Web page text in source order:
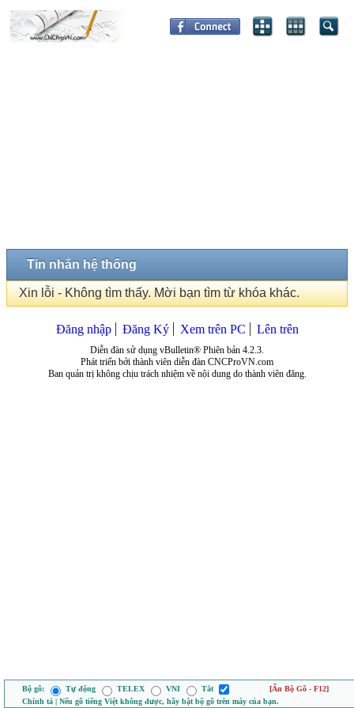
Tin nhắn hệ thống
Xin lỗi - Không tìm thấy. Mời bạn tìm từ khóa khác.
Đăng nhập Đăng Ký Xem trên PC Lên trên
Diễn đàn sử dụng vBulletin® Phiên bản 4.2.3.
Phát triển bởi thành viên diễn đàn CNCProVN.com
Ban quản trị không chịu trách nhiệm về nội dung do thành viên đăng.
Bộ gõ: Tự động TELEX VNI Tắt
[Ẩn Bộ Gõ - F12]
Chính tả | Nếu gõ tiếng Việt không được, hãy bật bộ gõ trên máy của bạn.